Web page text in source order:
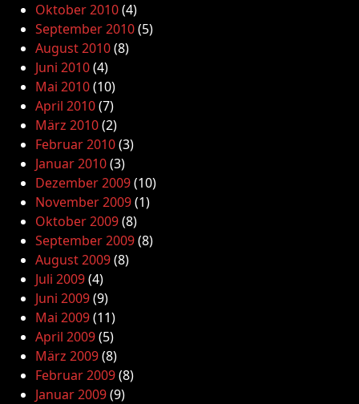
Oktober 2010(4)
September 2010(5)
August 2010(8)
Juni 2010(4)
Mai 2010(10)
April 2010(7)
März 2010(2)
Februar 2010(3)
Januar 2010(3)
Dezember 2009(10)
November 2009(1)
Oktober 2009(8)
September 2009(8)
August 2009(8)
Juli 2009(4)
Juni 2009(9)
Mai 2009(11)
April 2009(5)
März 2009(8)
Februar 2009(8)
Januar 2009(9)